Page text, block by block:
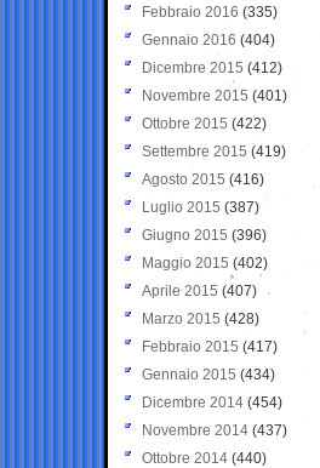
Febbraio 2016 (335)
Gennaio 2016 (404)
Dicembre 2015 (412)
Novembre 2015 (401)
Ottobre 2015 (422)
Settembre 2015 (419)
Agosto 2015 (416)
Luglio 2015 (387)
Giugno 2015 (396)
Maggio 2015 (402)
Aprile 2015 (407)
Marzo 2015 (428)
Febbraio 2015 (417)
Gennaio 2015 (434)
Dicembre 2014 (454)
Novembre 2014 (437)
Ottobre 2014 (440)